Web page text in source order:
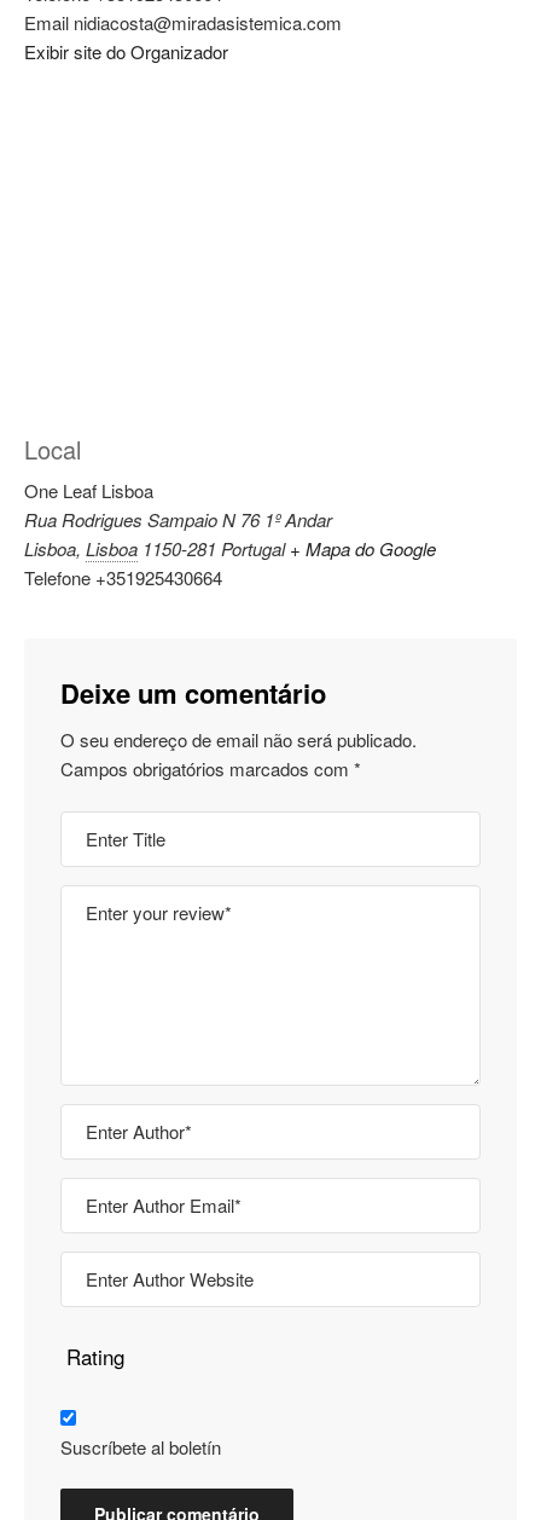
Email nidiacosta@miradasistemica.com
Exibir site do Organizador
Local
One Leaf Lisboa
Rua Rodrigues Sampaio N 76 1º Andar
Lisboa, Lisboa 1150-281 Portugal + Mapa do Google
Telefone +351925430664
Deixe um comentário
O seu endereço de email não será publicado.
Campos obrigatórios marcados com *
Rating
Suscríbete al boletín